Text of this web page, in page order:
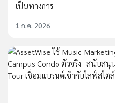
เป็นทางการ
1 ก.ค. 2026